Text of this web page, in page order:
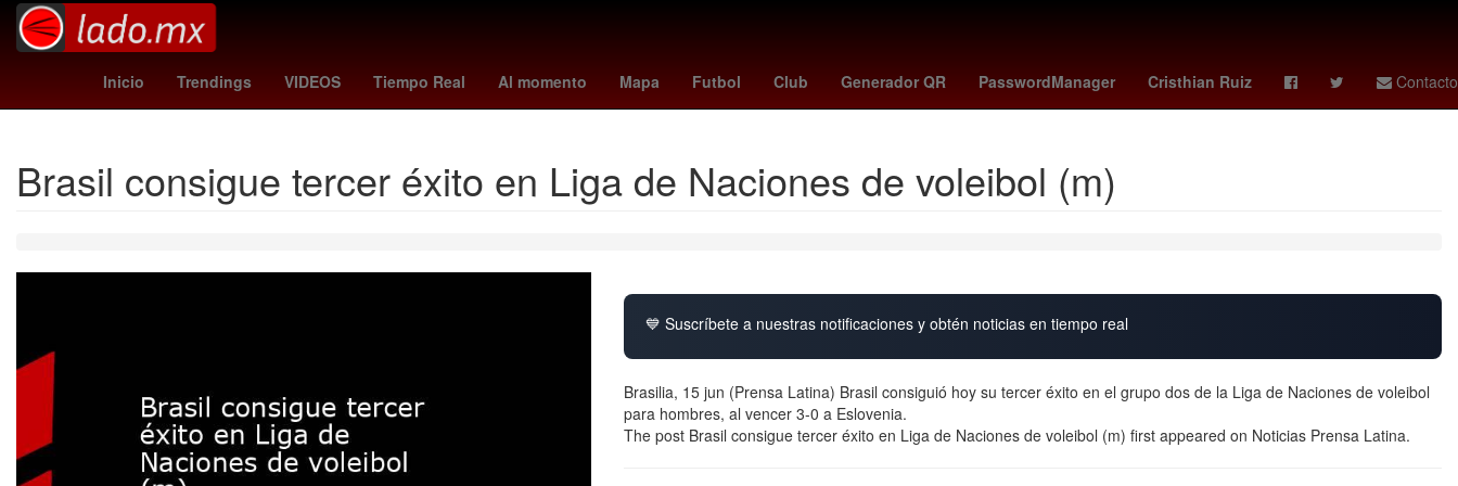
Inicio Trendings VIDEOS Tiempo Real Al momento Mapa Futbol Club Generador QR PasswordManager Cristhian Ruiz Contacto
checo pérez japon liga bbva Dólar estadounidense Star Wars Denuncia Nueva York Juegos Olímpicos The Addams Family Perú mexico vs
Brasil consigue tercer éxito en Liga de Naciones de voleibol (m)
💙 Suscríbete a nuestras notificaciones y obtén noticias en tiempo real
Brasilia, 15 jun (Prensa Latina) Brasil consiguió hoy su tercer éxito en el grupo dos de la Liga de Naciones de voleibol
para hombres, al vencer 3-0 a Eslovenia.
The post Brasil consigue tercer éxito en Liga de Naciones de voleibol (m) first appeared on Noticias Prensa Latina.